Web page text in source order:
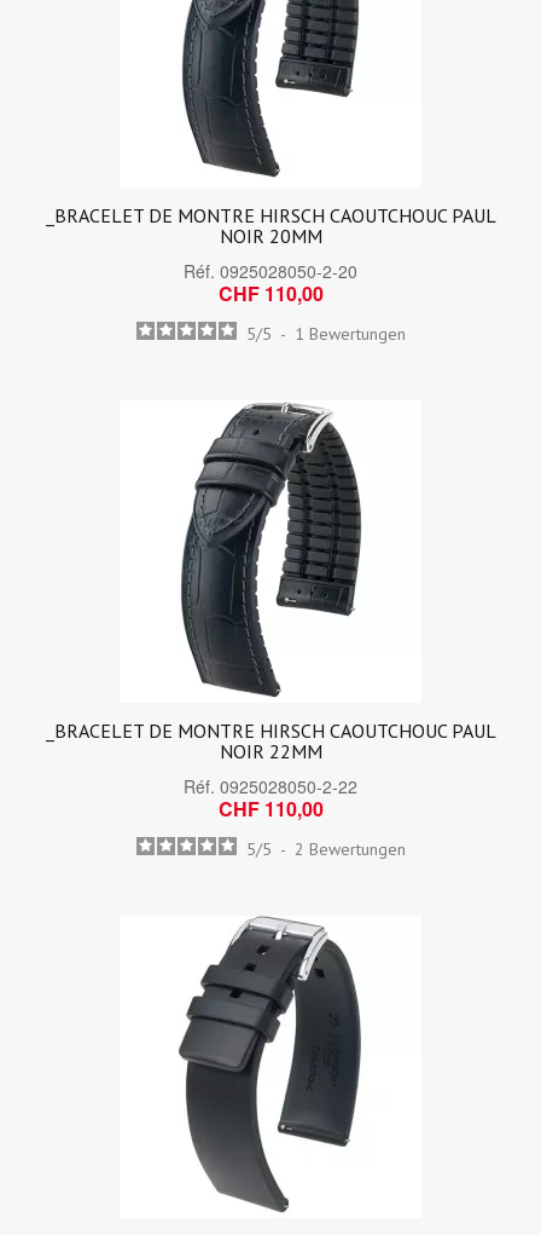
_BRACELET DE MONTRE HIRSCH CAOUTCHOUC PAUL
NOIR 20MM
Réf. 0925028050-2-20
CHF 110,00
5/5 - 1 Bewertungen
_BRACELET DE MONTRE HIRSCH CAOUTCHOUC PAUL
NOIR 22MM
Réf. 0925028050-2-22
CHF 110,00
5/5 - 2 Bewertungen